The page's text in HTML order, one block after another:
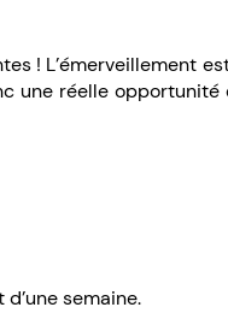
! L’émerveillement
une réelle
semaine.